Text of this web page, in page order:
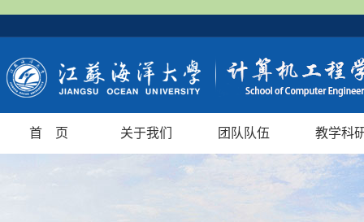
首 页 关于我们 团队队伍 教学科